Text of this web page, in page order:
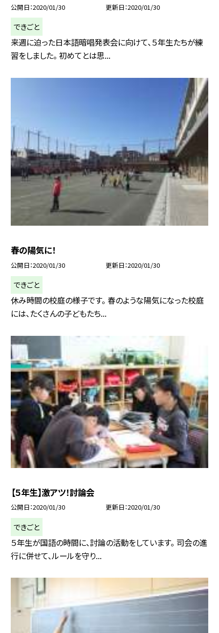
公開日 2020/01/30 更新日 2020/01/30
できごと
来週に迫った日本語暗唱発表会に向けて、５年生たちが練
習をしました。 初めてとは思...
春の陽気に！
公開日 2020/01/30 更新日 2020/01/30
できごと
休み時間の校庭の様子です。 春のような陽気になった校庭
には、たくさんの子どもたち...
【５年生】激アツ！討論会
公開日 2020/01/30 更新日 2020/01/30
できごと
５年生が国語の時間に、討論の活動をしています。 司会の進
行に併せて、ルールを守り...